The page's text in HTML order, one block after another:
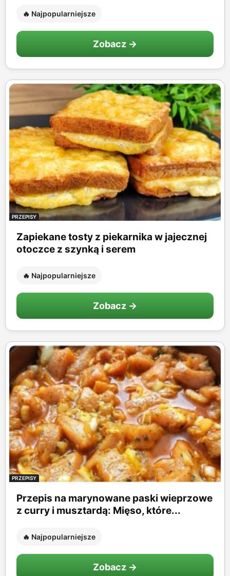
🔥 Najpopularniejsze
Zobacz →
PRZEPISY
Zapiekane tosty z piekarnika w jajecznej
otoczce z szynką i serem
🔥 Najpopularniejsze
Zobacz →
PRZEPISY
Przepis na marynowane paski wieprzowe
z curry i musztardą: Mięso, które...
🔥 Najpopularniejsze
Zobacz →